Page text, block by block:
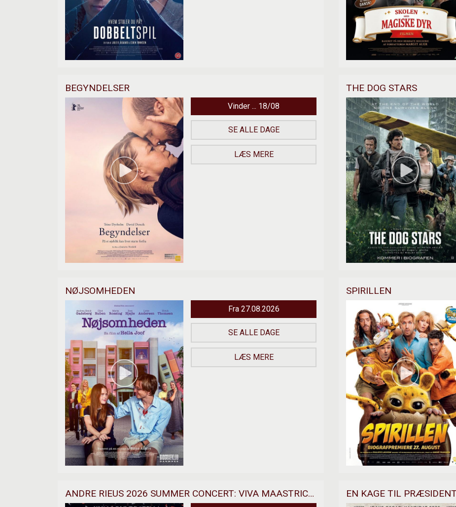
BEGYNDELSER
Vinder ... 18/08
SE ALLE DAGE
LÆS MERE
THE DOG STARS
NØJSOMHEDEN
Fra 27.08.2026
SE ALLE DAGE
LÆS MERE
SPIRILLEN
ANDRE RIEUS 2026 SUMMER CONCERT: VIVA MAASTRICHT! EN KAGE TIL